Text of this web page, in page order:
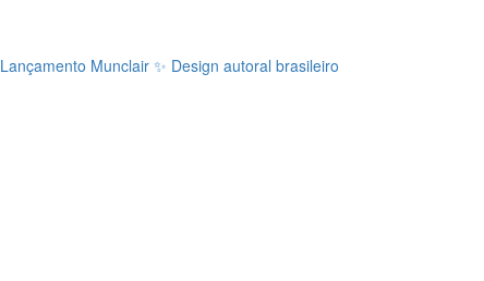
Lançamento Munclair ✨ Design autoral brasileiro